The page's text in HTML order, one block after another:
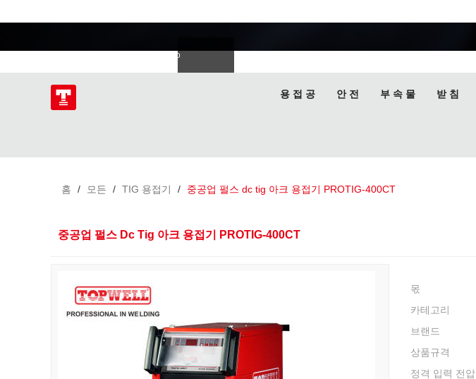
Italiano
Polski 용 접 공 안 전 부 속 물 받 침
홈 / 모든 / TIG 용접기 / 중공업 펄스 dc tig 아크 용접기 PROTIG-400CT
중공업 펄스 Dc Tig 아크 용접기 PROTIG-400CT
몫
카테고리
브랜드
상품규격
정격 입력 전압